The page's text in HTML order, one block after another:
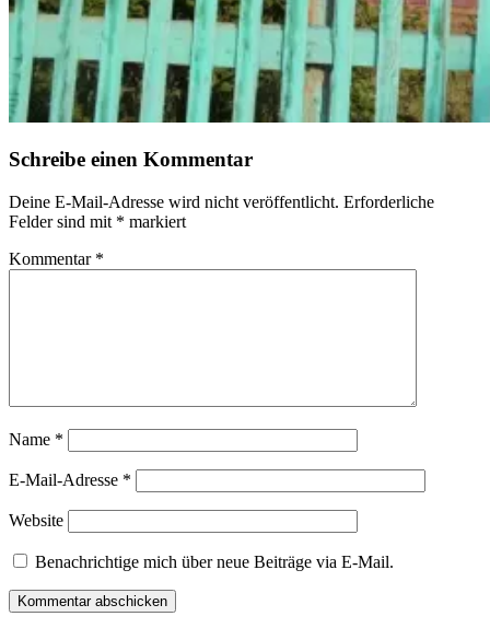
Schreibe einen Kommentar
Deine E-Mail-Adresse wird nicht veröffentlicht. Erforderliche
Felder sind mit * markiert
Kommentar *
Name *
E-Mail-Adresse *
Website
Benachrichtige mich über neue Beiträge via E-Mail.